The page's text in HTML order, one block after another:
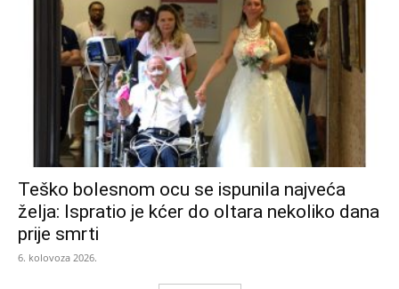
Teško bolesnom ocu se ispunila najveća
želja: Ispratio je kćer do oltara nekoliko dana
prije smrti
6. kolovoza 2026.